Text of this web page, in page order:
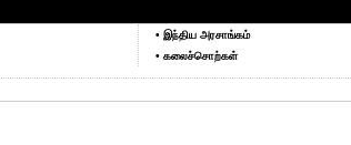
• இந்திய அரசாங்கம்
• கலைச்சொற்கள்